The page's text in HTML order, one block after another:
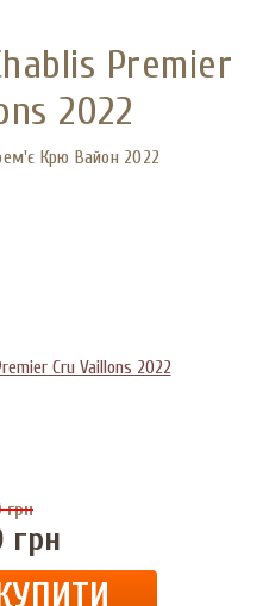
Premier
2022
Крю Вайон 2022
грн
грн